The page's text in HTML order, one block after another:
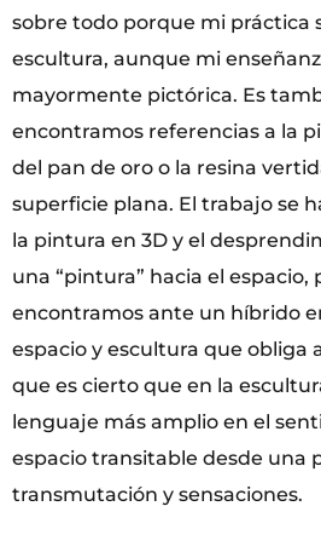
sobre todo porque mi práctica
escultura, aunque mi
mayormente pictórica. Es
encontramos referencias a la
del pan de oro o la resina
superficie plana. El trabajo se
la pintura en 3D y el
una “pintura” hacia el espacio,
encontramos ante un híbrido
espacio y escultura que obliga
que es cierto que en la
lenguaje más amplio en el
espacio transitable desde una
transmutación y sensaciones.